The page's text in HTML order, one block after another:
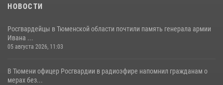
НОВОСТИ
Росгвардейцы в Тюменской области почтили память генерала армии
Ивана ...
05 августа 2026, 11:03
В Тюмени офицер Росгвардии в радиоэфире напомнил гражданам о
мерах без...